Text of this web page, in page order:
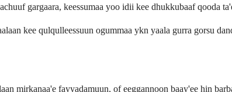
gargaara, keessumaa yoo idii kee dhukkubaaf qooda
kee qulqulleessuun ogummaa ykn yaala gurra gorsu
mirkanaa'e fayyadamuun, of eeggannoon baay'ee hin